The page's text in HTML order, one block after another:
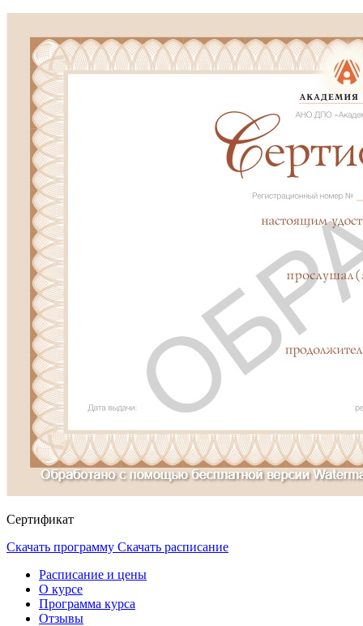
Сертификат
Скачать программу Скачать расписание
Расписание и цены
О курсе
Программа курса
Отзывы